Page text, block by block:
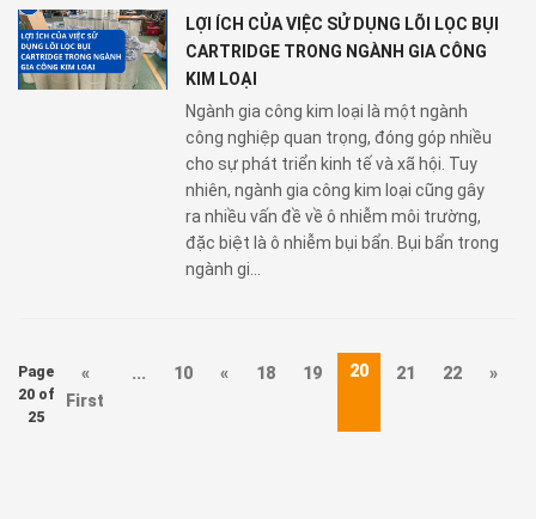
LỢI ÍCH CỦA VIỆC SỬ DỤNG LÕI LỌC BỤI
CARTRIDGE TRONG NGÀNH GIA CÔNG
KIM LOẠI
Ngành gia công kim loại là một ngành
công nghiệp quan trọng, đóng góp nhiều
cho sự phát triển kinh tế và xã hội. Tuy
nhiên, ngành gia công kim loại cũng gây
ra nhiều vấn đề về ô nhiễm môi trường,
đặc biệt là ô nhiễm bụi bẩn. Bụi bẩn trong
ngành gi...
Page
20 of
25
«
First
... 10 « 18 19 20 21 22 »